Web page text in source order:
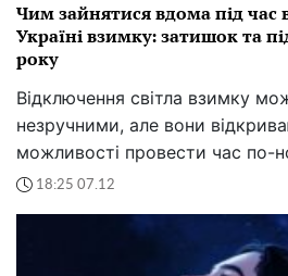
Чим зайнятися вдома під час
Україні взимку: затишок та
року
Відключення світла взимку
незручними, але вони
можливості провести час по-
18:25 07.12